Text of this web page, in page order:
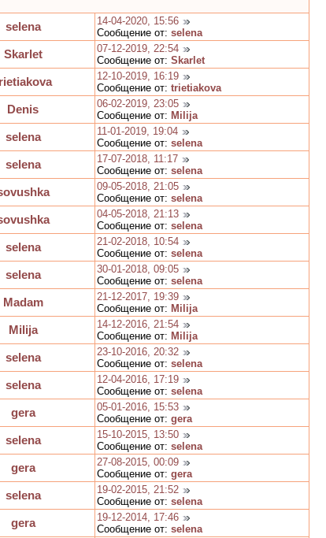
selena
14-04-2020, 15:56
Сообщение от: selena
Skarlet
07-12-2019, 22:54
Сообщение от: Skarlet
12-10-2019, 16:19
Сообщение от: trietiakova
Denis
06-02-2019, 23:05
Сообщение от: Milija
selena
11-01-2019, 19:04
Сообщение от: selena
selena
17-07-2018, 11:17
Сообщение от: selena
09-05-2018, 21:05
Сообщение от: selena
04-05-2018, 21:13
Сообщение от: selena
selena
21-02-2018, 10:54
Сообщение от: selena
selena
30-01-2018, 09:05
Сообщение от: selena
Madam
21-12-2017, 19:39
Сообщение от: Milija
Milija
14-12-2016, 21:54
Сообщение от: Milija
selena
23-10-2016, 20:32
Сообщение от: selena
selena
12-04-2016, 17:19
Сообщение от: selena
gera
05-01-2016, 15:53
Сообщение от: gera
selena
15-10-2015, 13:50
Сообщение от: selena
gera
27-08-2015, 00:09
Сообщение от: gera
selena
19-02-2015, 21:52
Сообщение от: selena
gera
19-12-2014, 17:46
Сообщение от: selena